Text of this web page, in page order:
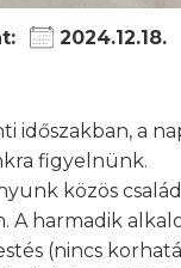
2024.12.18.
időszakban, a
figyelnünk.
közös
A harmadik
(nincs